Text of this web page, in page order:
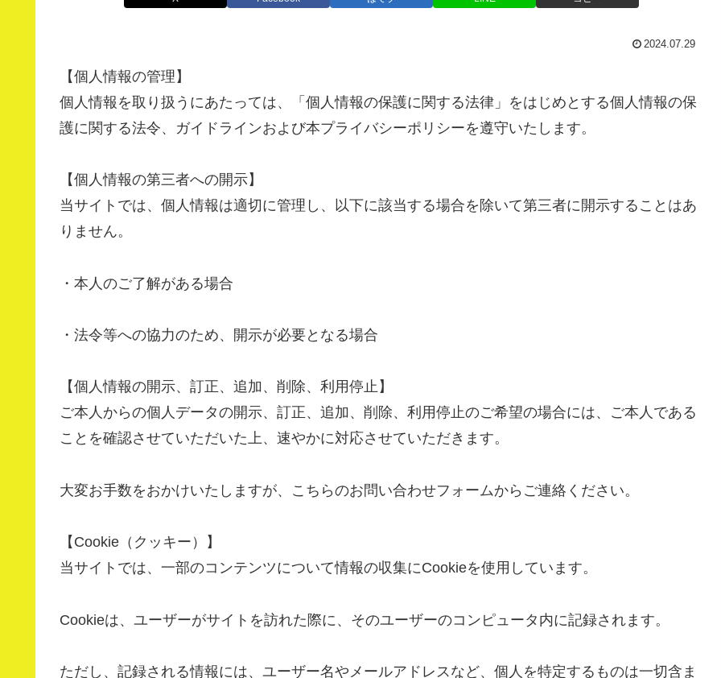
2024.07.29
【個人情報の管理】
個人情報を取り扱うにあたっては、「個人情報の保護に関する法律」をはじめとする個人情報の保
護に関する法令、ガイドラインおよび本プライバシーポリシーを遵守いたします。
【個人情報の第三者への開示】
当サイトでは、個人情報は適切に管理し、以下に該当する場合を除いて第三者に開示することはあ
りません。
・本人のご了解がある場合
・法令等への協力のため、開示が必要となる場合
【個人情報の開示、訂正、追加、削除、利用停止】
ご本人からの個人データの開示、訂正、追加、削除、利用停止のご希望の場合には、ご本人である
ことを確認させていただいた上、速やかに対応させていただきます。
大変お手数をおかけいたしますが、こちらのお問い合わせフォームからご連絡ください。
【Cookie（クッキー）】
当サイトでは、一部のコンテンツについて情報の収集にCookieを使用しています。
Cookieは、ユーザーがサイトを訪れた際に、そのユーザーのコンピュータ内に記録されます。
ただし、記録される情報には、ユーザー名やメールアドレスなど、個人を特定するものは一切含ま